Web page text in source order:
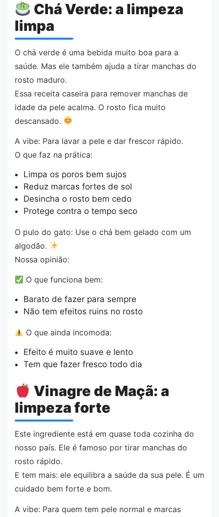
Chá Verde: a limpeza
limpa
O chá verde é uma bebida muito boa para a
saúde. Mas ele também ajuda a tirar manchas do
rosto maduro.
Essa receita caseira para remover manchas de
idade da pele acalma. O rosto fica muito
descansado.
A vibe: Para lavar a pele e dar frescor rápido.
O que faz na prática:
Limpa os poros bem sujos
Reduz marcas fortes de sol
Desincha o rosto bem cedo
Protege contra o tempo seco
O pulo do gato: Use o chá bem gelado com um
algodão.
Nossa opinião:
O que funciona bem:
Barato de fazer para sempre
Não tem efeitos ruins no rosto
O que ainda incomoda:
Efeito é muito suave e lento
Tem que fazer fresco todo dia
Vinagre de Maçã: a
limpeza forte
Este ingrediente está em quase toda cozinha do
nosso país. Ele é famoso por tirar manchas do
rosto rápido.
E tem mais: ele equilibra a saúde da sua pele. É um
cuidado bem forte e bom.
A vibe: Para quem tem pele normal e marcas